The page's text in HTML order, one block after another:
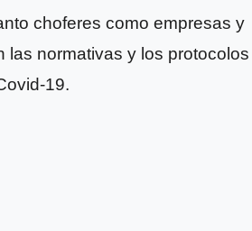
choferes como empresas y
las normativas y los protocolos
19.